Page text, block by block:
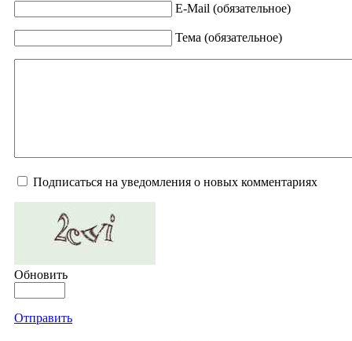
E-Mail (обязательное)
Тема (обязательное)
Подписаться на уведомления о новых комментариях
Обновить
Отправить